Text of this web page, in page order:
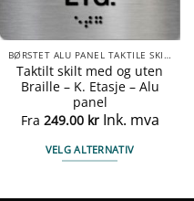
BØRSTET ALU PANEL TAKTILE SKILTER
Taktilt skilt med og uten
Braille – K. Etasje – Alu
panel
Fra 249.00 kr Ink. mva
VELG ALTERNATIV